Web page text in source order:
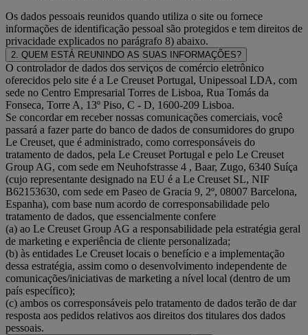
Os dados pessoais reunidos quando utiliza o site ou fornece
informações de identificação pessoal são protegidos e tem direitos de
privacidade explicados no parágrafo 8) abaixo.
2. QUEM ESTÁ REUNINDO AS SUAS INFORMAÇÕES?
O controlador de dados dos serviços de comércio eletrônico
oferecidos pelo site é a Le Creuset Portugal, Unipessoal LDA, com
sede no Centro Empresarial Torres de Lisboa, Rua Tomás da
Fonseca, Torre A, 13º Piso, C - D, 1600-209 Lisboa.
Se concordar em receber nossas comunicações comerciais, você
passará a fazer parte do banco de dados de consumidores do grupo
Le Creuset, que é administrado, como corresponsáveis do
tratamento de dados, pela Le Creuset Portugal e pelo Le Creuset
Group AG, com sede em Neuhofstrasse 4 , Baar, Zugo, 6340 Suíça
(cujo representante designado na EU é a Le Creuset SL, NIF
B62153630, com sede em Paseo de Gracia 9, 2º, 08007 Barcelona,
Espanha), com base num acordo de corresponsabilidade pelo
tratamento de dados, que essencialmente confere
(a) ao Le Creuset Group AG a responsabilidade pela estratégia geral
de marketing e experiência de cliente personalizada;
(b) às entidades Le Creuset locais o benefício e a implementação
dessa estratégia, assim como o desenvolvimento independente de
comunicações/iniciativas de marketing a nível local (dentro de um
país específico);
(c) ambos os corresponsáveis pelo tratamento de dados terão de dar
resposta aos pedidos relativos aos direitos dos titulares dos dados
pessoais.